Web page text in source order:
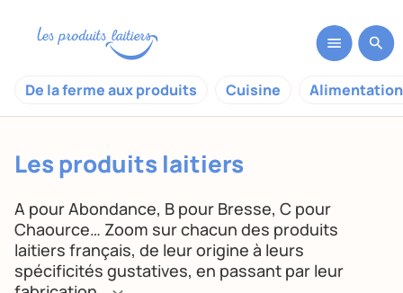
De la ferme aux produits Cuisine
Les produits laitiers
A pour Abondance, B pour Bresse, C pour
Chaource… Zoom sur chacun des produits
laitiers français, de leur origine à leurs
spécificités gustatives, en passant par leur